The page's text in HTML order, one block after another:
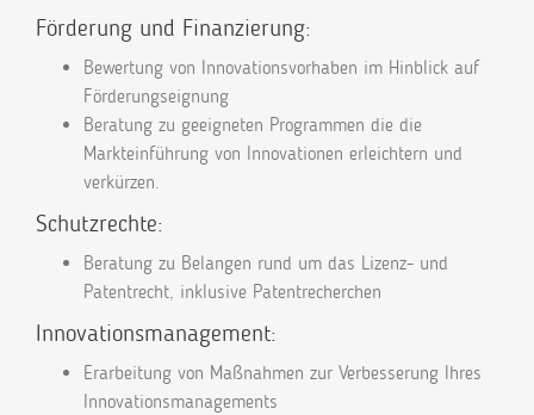
Förderung und Finanzierung:
Bewertung von Innovationsvorhaben im Hinblick auf
Förderungseignung
Beratung zu geeigneten Programmen die die
Markteinführung von Innovationen erleichtern und
verkürzen.
Schutzrechte:
Beratung zu Belangen rund um das Lizenz- und
Patentrecht, inklusive Patentrecherchen
Innovationsmanagement:
Erarbeitung von Maßnahmen zur Verbesserung Ihres
Innovationsmanagements